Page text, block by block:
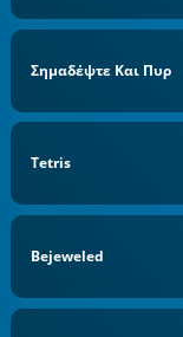
Σημαδέψτε Και Πυρ
Tetris
Bejeweled